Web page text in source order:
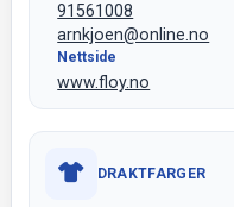
91561008
arnkjoen@online.no
Nettside
www.floy.no
DRAKTFARGER